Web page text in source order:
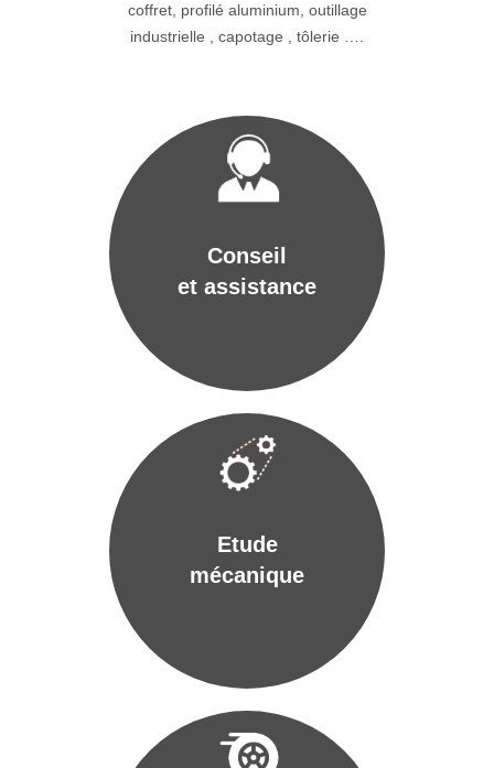
coffret, profilé aluminium, outillage
industrielle , capotage , tôlerie ….
Conseil
et assistance
Etude
mécanique